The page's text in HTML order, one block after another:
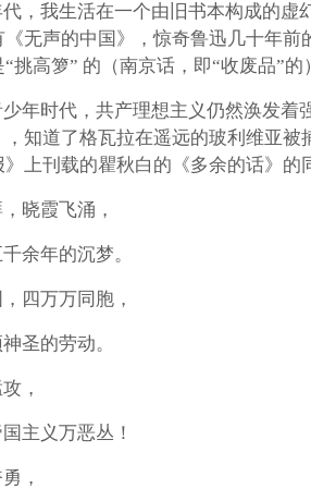
，我生活在一个由旧书本构成的虚
无声的中国》，惊奇鲁迅几十年
挑高箩” 的（南京话，即“收废品”
年时代，共产理想主义仍然涣发着
，知道了格瓦拉在遥远的玻利维亚
上刊载的瞿秋白的《多余的话》
晓霞飞涌，
余年的沉梦。
四万万同胞，
圣的劳动。
，
主义万恶丛！
，